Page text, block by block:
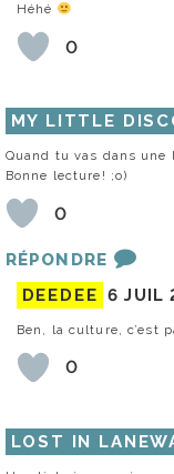
Héhé
0
MY LITTLE
Quand tu vas dans
Bonne lecture! ;o)
0
RÉPONDRE
DEEDEE 6 JUIL
Ben, la culture, c’est
0
LOST IN